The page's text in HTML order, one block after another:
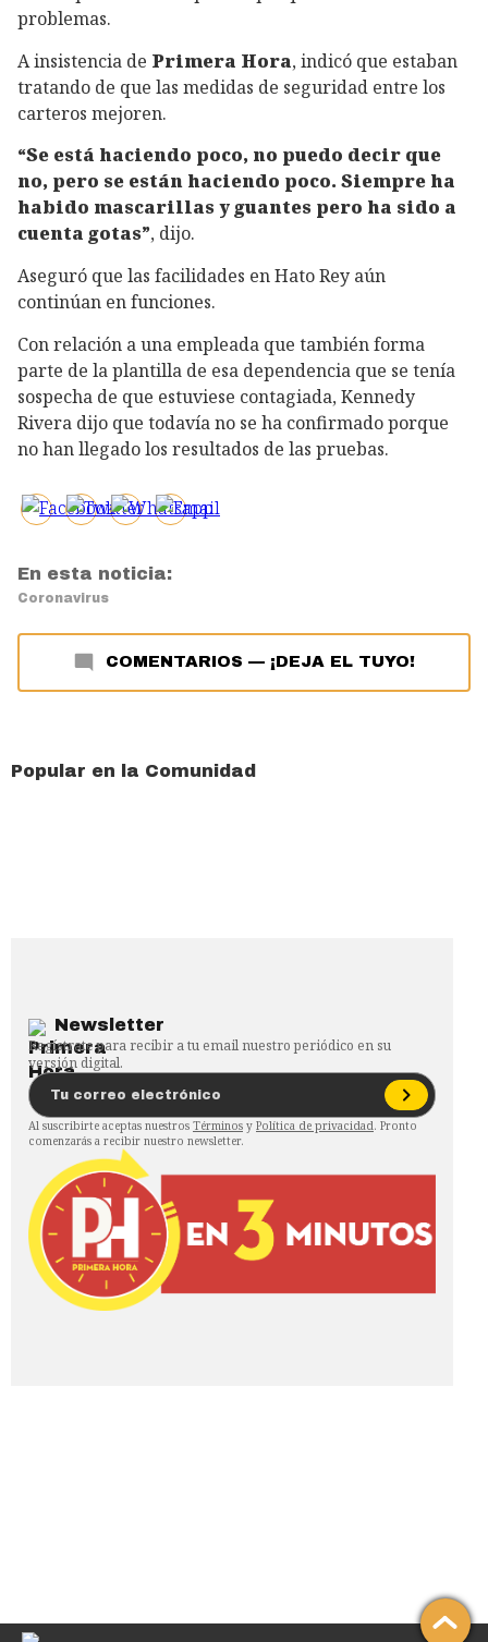
problemas.
A insistencia de Primera Hora, indicó que estaban
tratando de que las medidas de seguridad entre los
carteros mejoren.
“Se está haciendo poco, no puedo decir que
no, pero se están haciendo poco. Siempre ha
habido mascarillas y guantes pero ha sido a
cuenta gotas”, dijo.
Aseguró que las facilidades en Hato Rey aún
continúan en funciones.
Con relación a una empleada que también forma
parte de la plantilla de esa dependencia que se tenía
sospecha de que estuviese contagiada, Kennedy
Rivera dijo que todavía no se ha confirmado porque
no han llegado los resultados de las pruebas.
En esta noticia:
Coronavirus
COMENTARIOS — ¡DEJA EL TUYO!
Popular en la Comunidad
Newsletter
Regístrate para recibir a tu email nuestro periódico en su
versión digital.
Al suscribirte aceptas nuestros Términos y Política de privacidad. Pronto
comenzarás a recibir nuestro newsletter.